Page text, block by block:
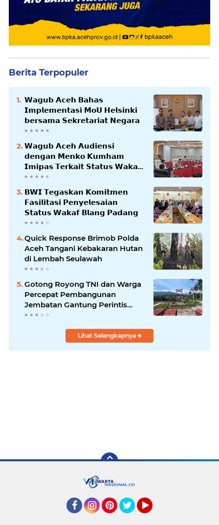
Berita Terpopuler
𝗪𝗮𝗴𝘂𝗯 𝗔𝗰𝗲𝗵 𝗕𝗮𝗵𝗮𝘀
𝗜𝗺𝗽𝗹𝗲𝗺𝗲𝗻𝘁𝗮𝘀𝗶 𝗠𝗼𝗨 𝗛𝗲𝗹𝘀𝗶𝗻𝗸𝗶
𝗯𝗲𝗿𝘀𝗮𝗺𝗮 𝗦𝗲𝗸𝗿𝗲𝘁𝗮𝗿𝗶𝗮𝘁 𝗡𝗲𝗴𝗮𝗿𝗮
𝗪𝗮𝗴𝘂𝗯 𝗔𝗰𝗲𝗵 𝗔𝘂𝗱𝗶𝗲𝗻𝘀𝗶
𝗱𝗲𝗻𝗴𝗮𝗻 𝗠𝗲𝗻𝗸𝗼 𝗞𝘂𝗺𝗵𝗮𝗺
𝗜𝗺𝗶𝗽𝗮𝘀 𝗧𝗲𝗿𝗸𝗮𝗶𝘁 𝗦𝘁𝗮𝘁𝘂𝘀 𝗪𝗮𝗸𝗮𝗳
𝗕𝗹𝗮𝗻𝗴𝗽𝗮𝗱𝗮𝗻𝗴
𝗕𝗪𝗜 𝗧𝗲𝗴𝗮𝘀𝗸𝗮𝗻 𝗞𝗼𝗺𝗶𝘁𝗺𝗲𝗻
𝗙𝗮𝘀𝗶𝗹𝗶𝘁𝗮𝘀𝗶 𝗣𝗲𝗻𝘆𝗲𝗹𝗲𝘀𝗮𝗶𝗮𝗻
𝗦𝘁𝗮𝘁𝘂𝘀 𝗪𝗮𝗸𝗮𝗳 𝗕𝗹𝗮𝗻𝗴 𝗣𝗮𝗱𝗮𝗻𝗴
Quick Response Brimob Polda
Aceh Tangani Kebakaran Hutan
di Lembah Seulawah
Gotong Royong TNI dan Warga
Percepat Pembangunan
Jembatan Gantung Perintis
Kuta Ujung Aceh Tenggara
Lihat Selengkapnya